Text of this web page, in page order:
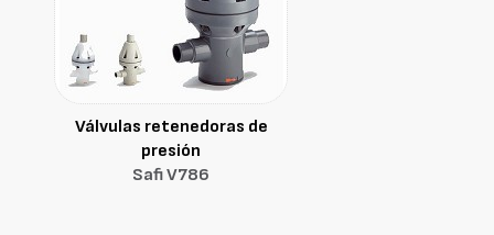
Válvulas retenedoras de
presión
Safi V786